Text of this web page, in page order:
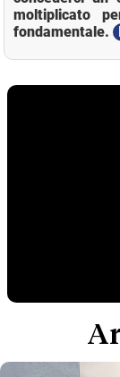
moltiplicato
fondamentale.